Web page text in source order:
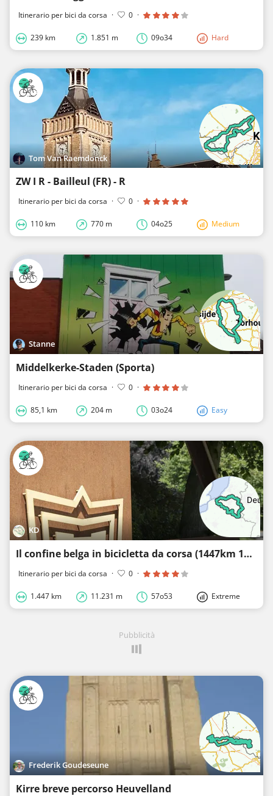
Itinerario per bici da corsa · 0 ·
239 km 1.851 m 09o34 Hard
Tom Van Raemdonck
ZW I R - Bailleul (FR) - R
Itinerario per bici da corsa · 0 ·
110 km 770 m 04o25 Medium
Stanne
Middelkerke-Staden (Sporta)
Itinerario per bici da corsa · 0 ·
85,1 km 204 m 03o24 Easy
KD
Il confine belga in bicicletta da corsa (1447km 11250hm)
Itinerario per bici da corsa · 0 ·
1.447 km 11.231 m 57o53 Extreme
Pubblicità
Frederik Goudeseune
Kirre breve percorso Heuvelland